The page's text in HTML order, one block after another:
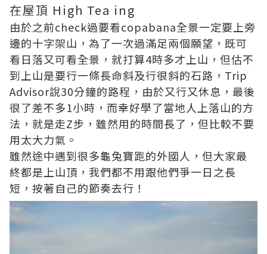
在屋頂 High Tea ing
由於之前check過要看copabana全景一定要上旁
邊的十字架山，為了一次過滿足兩個願望，既可
看日落又可看全景，就打算4時多才上山，但估不
到上山是要行一條長命斜及行很斜的石路，Trip
Advisor說30分鐘的路程，由於又行又休息，最後
很了差不多1小時，而幸好學了當地人上落山的方
法，就是走Z步，雖然用的時間長了，但比較不要
用太大力氣。
雖然途中遇到很多龜兔寶跑的外國人，但大家最
終都是上山頂，我們都不用跟他們爭一日之長
短，按著自己的節奏去行！